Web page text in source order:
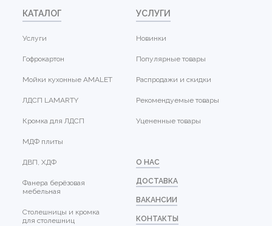
КАТАЛОГ
Услуги
Гофрокартон
Мойки кухонные AMALET
ЛДСП LAMARTY
Кромка для ЛДСП
МДФ плиты
ДВП, ХДФ
Фанера берёзовая
мебельная
Столешницы и кромка
для столешниц
УСЛУГИ
Новинки
Популярные товары
Распродажи и скидки
Рекомендуемые товары
Уцененные товары
О НАС
ДОСТАВКА
ВАКАНСИИ
КОНТАКТЫ